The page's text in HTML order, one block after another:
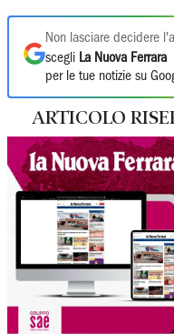
Non lasciare decidere
scegli La Nuova Ferrara
per le tue notizie su
ARTICOLO